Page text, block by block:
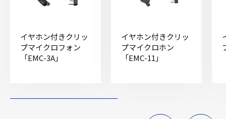
イヤホン付きクリッ
プマイクロフォン
「EMC-3A」
イヤホン付きクリッ
プマイクロホン
「EMC-11」